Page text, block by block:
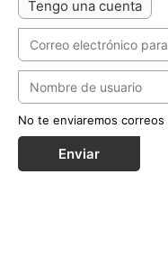
Tengo una cuenta
No te enviaremos
Enviar